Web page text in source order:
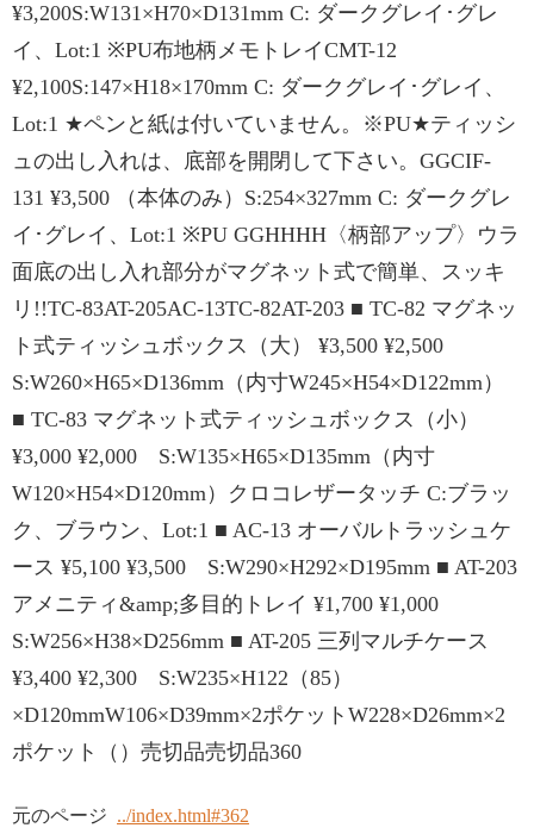
¥3,200S:W131×H70×D131mm C: ダークグレイ･グレ
イ、Lot:1 ※PU布地柄メモトレイCMT-12
¥2,100S:147×H18×170mm C: ダークグレイ･グレイ、
Lot:1 ★ペンと紙は付いていません。※PU★ティッシ
ュの出し入れは、底部を開閉して下さい。GGCIF-
131 ¥3,500 （本体のみ）S:254×327mm C: ダークグレ
イ･グレイ、Lot:1 ※PU GGHHHH〈柄部アップ〉ウラ
面底の出し入れ部分がマグネット式で簡単、スッキ
リ!!TC-83AT-205AC-13TC-82AT-203 ■ TC-82 マグネッ
ト式ティッシュボックス（大） ¥3,500 ¥2,500
S:W260×H65×D136mm（内寸W245×H54×D122mm）
■ TC-83 マグネット式ティッシュボックス（小）
¥3,000 ¥2,000 S:W135×H65×D135mm（内寸
W120×H54×D120mm）クロコレザータッチ C:ブラッ
ク、ブラウン、Lot:1 ■ AC-13 オーバルトラッシュケ
ース ¥5,100 ¥3,500 S:W290×H292×D195mm ■ AT-203
アメニティ&amp;多目的トレイ ¥1,700 ¥1,000
S:W256×H38×D256mm ■ AT-205 三列マルチケース
¥3,400 ¥2,300 S:W235×H122（85）
×D120mmW106×D39mm×2ポケットW228×D26mm×2
ポケット（）売切品売切品360
元のページ ../index.html#362